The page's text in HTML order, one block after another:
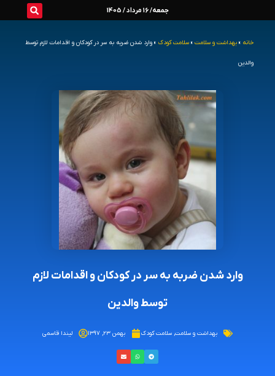
جمعه/ 16 مرداد / 1405
خانه » بهداشت و سلامت » سلامت کودک » وارد شدن ضربه به سر در کودکان و اقدامات لازم توسط
والدین
وارد شدن ضربه به سر در کودکان و اقدامات لازم
توسط والدین
بهداشت و سلامت, سلامت کودک بهمن ۲۳, ۱۳۹۷ لیندا قاسمی